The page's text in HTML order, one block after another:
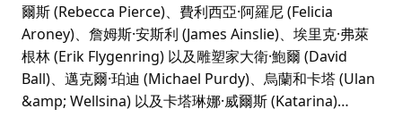
爾斯 (Rebecca Pierce)、費利西亞·阿羅尼 (Felicia
Aroney)、詹姆斯·安斯利 (James Ainslie)、埃里克·弗萊
根林 (Erik Flygenring) 以及雕塑家大衛·鮑爾 (David
Ball)、邁克爾·珀迪 (Michael Purdy)、烏蘭和卡塔 (Ulan
&amp; Wellsina) 以及卡塔琳娜·威爾斯 (Katarina)…